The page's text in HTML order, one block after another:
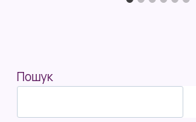
Пошук